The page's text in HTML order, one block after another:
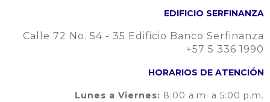
EDIFICIO SERFINANZA
Calle 72 No. 54 - 35 Edificio Banco Serfinanza
+57 5 336 1990
HORARIOS DE ATENCIÓN
Lunes a Viernes: 8:00 a.m. a 5:00 p.m.